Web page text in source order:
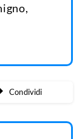
Condividi